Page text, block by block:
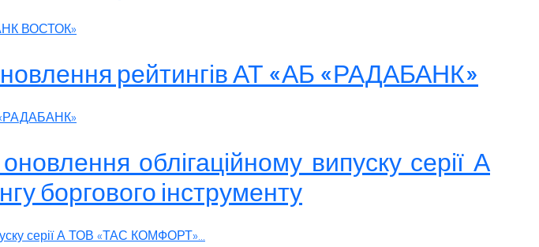
ВОСТОК»
рейтингів АТ «АБ «РАДАБАНК»
«РАДАБАНК»
облігаційному випуску серії А
боргового інструменту
серії А ТОВ «ТАС КОМФОРТ»...